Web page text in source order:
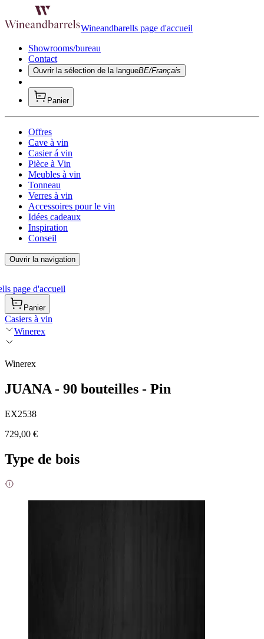
Wineandbarells page d'accueil
Showrooms/bureau
Contact
Ouvrir la sélection de la langueBE/Français
Panier
Offres
Cave à vin
Casier á vin
Pièce à Vin
Meubles à vin
Tonneau
Verres à vin
Accessoires pour le vin
Idées cadeaux
Inspiration
Conseil
Ouvrir la navigation
page d'accueil
Panier
Casiers à vin
Winerex
Winerex
JUANA - 90 bouteilles - Pin
EX2538
729,00 €
Type de bois